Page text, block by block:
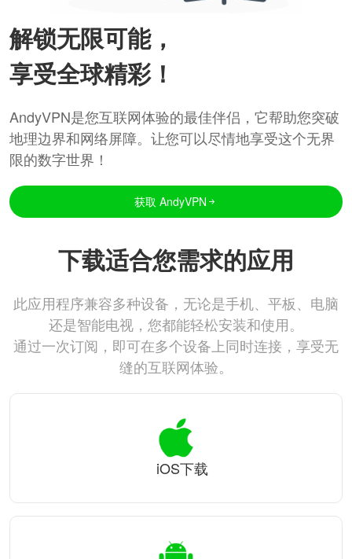
解锁无限可能，
享受全球精彩！
AndyVPN是您互联网体验的最佳伴侣，它帮助您突破
地理边界和网络屏障。让您可以尽情地享受这个无界
限的数字世界！
获取 AndyVPN
下载适合您需求的应用
此应用程序兼容多种设备，无论是手机、平板、电脑
还是智能电视，您都能轻松安装和使用。
通过一次订阅，即可在多个设备上同时连接，享受无
缝的互联网体验。
iOS下载